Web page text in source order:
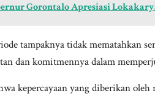
Gorontalo Apresiasi
tampaknya tidak mematahkan
dan komitmennya dalam
kepercayaan yang diberikan